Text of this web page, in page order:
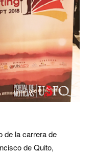
de la carrera de
de Quito,